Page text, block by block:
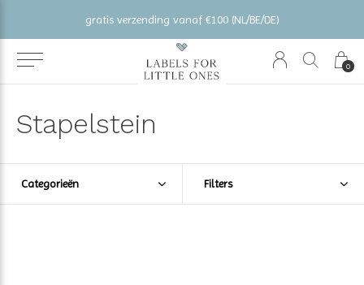
0
gratis verzending vanaf €100 (NL/BE/DE)
Stapelstein
Categorieën Filters